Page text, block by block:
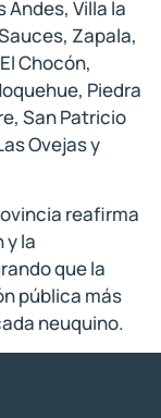
Villa la
Zapala,
Chocón,
Piedra
San Patricio
Ovejas y
reafirma
y la
que la
pública más
neuquino.